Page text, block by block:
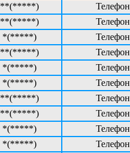
**(*****)
Телефон
**(*****)
Телефон
*(*****)
Телефон
**(*****)
Телефон
*(*****)
Телефон
*(*****)
Телефон
**(*****)
Телефон
**(*****)
Телефон
*(*****)
Телефон
*(*****)
Телефон